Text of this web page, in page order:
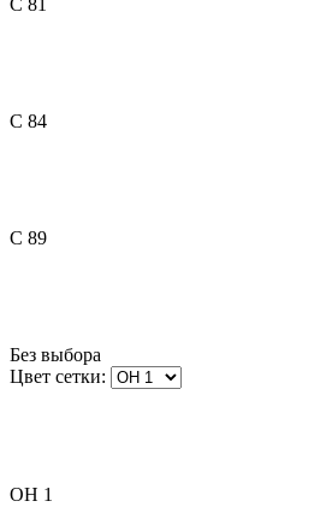
C 84
C 89
Без выбора
Цвет сетки:
OH 1